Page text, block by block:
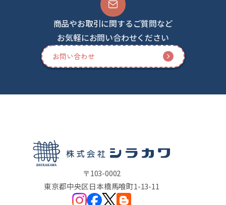
商品やお取引に関するご質問など
お気軽にお問い合わせください
お問い合わせ
〒103-0002
東京都中央区日本橋馬喰町1-13-11